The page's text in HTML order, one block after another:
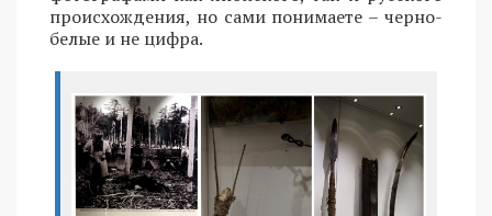
происхождения, но сами понимаете – черно-
белые и не цифра.